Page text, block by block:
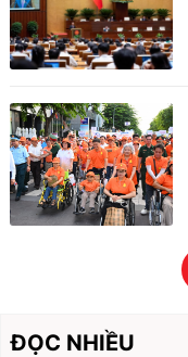
ĐỌC NHIỀU